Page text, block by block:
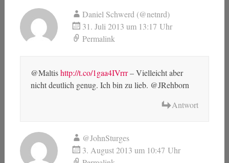
Daniel Schwerd (@netnrd)
31. Juli 2013 um 13:17 Uhr
Permalink
@Maltishttp://t.co/1gaa4IVrrr– Vielleicht aber
nicht deutlich genug. Ich bin zu lieb. @JRehborn
Antwort
@JohnSturges
3. August 2013 um 10:47 Uhr